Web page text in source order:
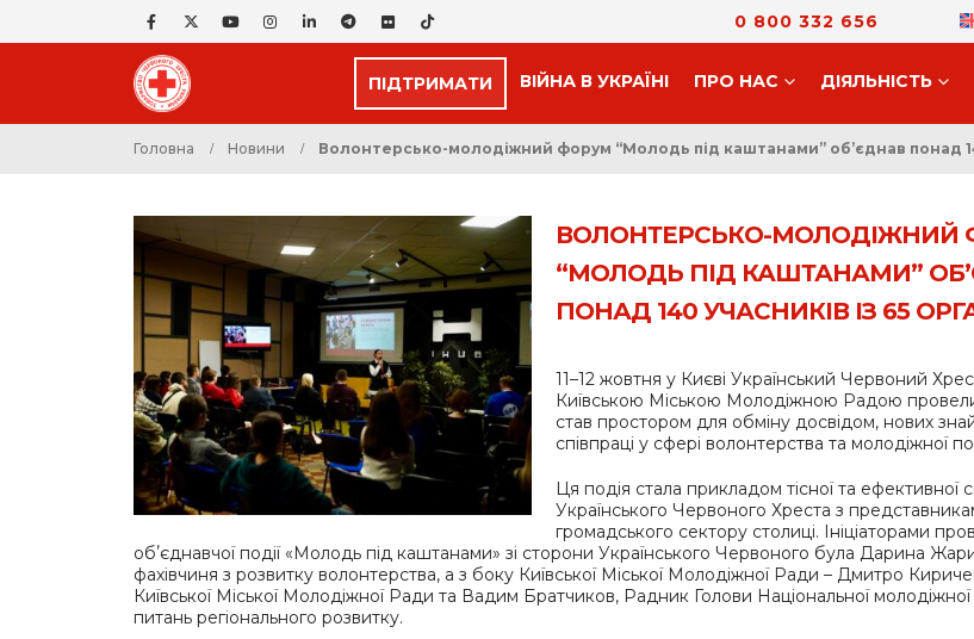
0 800 332 656
ПІДТРИМАТИ ВІЙНА В УКРАЇНІ ПРО НАС ДIЯЛЬНIСТЬ
Головна Новини Волонтерсько-молодіжний форум “Молодь під каштанами” об’єднав понад
ВОЛОНТЕРСЬКО-МОЛОДІЖНИЙ
“МОЛОДЬ ПІД КАШТАНАМИ”
ПОНАД 140 УЧАСНИКІВ ІЗ 65
11–12 жовтня у Києві Український Червоний
Київською Міською Молодіжною Радою
став простором для обміну досвідом, нових
співпраці у сфері волонтерства та молодіжної
Ця подія стала прикладом тісної та ефективної
Українського Червоного Хреста з
громадського сектору столиці. Ініціаторами
обʼєднавчої події «Молодь під каштанами» зі сторони Українського Червоного була Дарина
фахівчиня з розвитку волонтерства, а з боку Київської Міської Молодіжної Ради – Дмитро
Київської Міської Молодіжної Ради та Вадим Братчиков, Радник Голови Національної
питань регіонального розвитку.